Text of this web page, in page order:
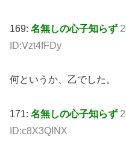
169: 名無しの心子知らず
ID:Vzt4fFDy
何というか、乙でした。
171: 名無しの心子知らず
ID:c8X3QINX